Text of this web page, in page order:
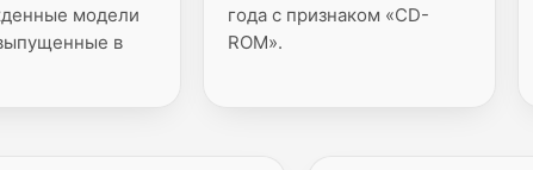
модели
в
года с признаком «CD-
ROM».